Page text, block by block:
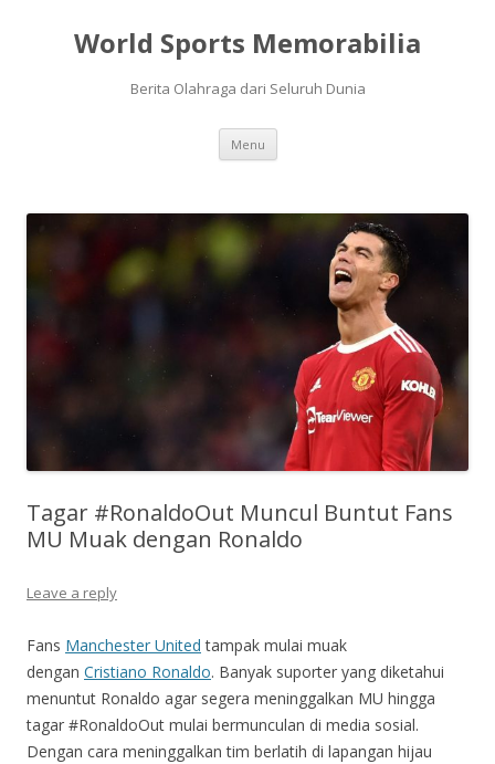
World Sports Memorabilia
Berita Olahraga dari Seluruh Dunia
Menu Skip
content
Tagar #RonaldoOut Muncul Buntut Fans
MU Muak dengan Ronaldo
Leave a reply
Fans Manchester United tampak mulai muak
dengan Cristiano Ronaldo. Banyak suporter yang diketahui
menuntut Ronaldo agar segera meninggalkan MU hingga
tagar #RonaldoOut mulai bermunculan di media sosial.
Dengan cara meninggalkan tim berlatih di lapangan hijau